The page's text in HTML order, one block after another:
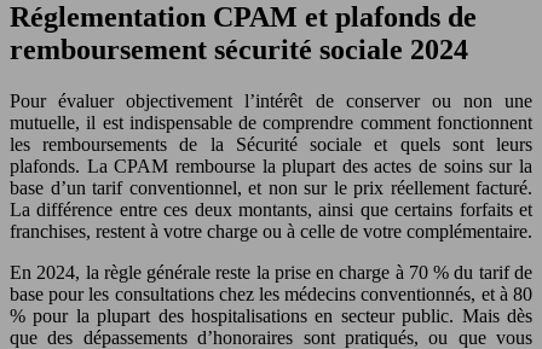
Réglementation CPAM et plafonds de
remboursement sécurité sociale 2024
Pour évaluer objectivement l’intérêt de conserver ou non une
mutuelle, il est indispensable de comprendre comment fonctionnent
les remboursements de la Sécurité sociale et quels sont leurs
plafonds. La CPAM rembourse la plupart des actes de soins sur la
base d’un tarif conventionnel, et non sur le prix réellement facturé.
La différence entre ces deux montants, ainsi que certains forfaits et
franchises, restent à votre charge ou à celle de votre complémentaire.
En 2024, la règle générale reste la prise en charge à 70 % du tarif de
base pour les consultations chez les médecins conventionnés, et à 80
% pour la plupart des hospitalisations en secteur public. Mais dès
que des dépassements d’honoraires sont pratiqués, ou que vous